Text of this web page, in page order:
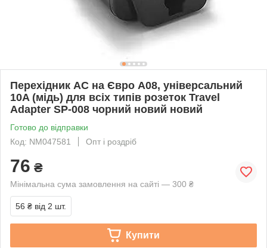
Перехідник AC на Євро A08, універсальний
10A (мідь) для всіх типів розеток Travel
Adapter SP-008 чорний новий новий
Готово до відправки
Код: NM047581
Опт і роздріб
76 ₴
Мінімальна сума замовлення на сайті — 300 ₴
56 ₴ від 2 шт.
Купити